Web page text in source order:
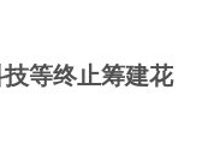
等终止筹建花